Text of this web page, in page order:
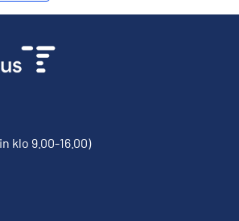
klo 9.00-16.00)